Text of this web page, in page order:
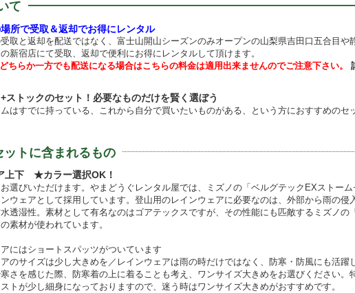
て
所で受取＆返却でお得にレンタル
取と返却を配送ではなく、富士山開山シーズンのみオープンの山梨県吉田口五合目や
新宿店にて受取、返却で便利にお得にレンタルして頂けます。
ちらか一方でも配送になる場合はこちらの料金は適用出来ませんのでご注意下さい。
ストックのセット！必要なものだけを賢く選ぼう
はすでに持っている、これから自分で買いたいものがある、という方におすすめのセ
ットに含まれるもの
上下 ★カラー選択OK！
選びいただけます。やまどうぐレンタル屋では、ミズノの「ベルグテックEXストー
ウェアとして採用しています。登山用のレインウェアに必要なのは、外部から雨の侵
透湿性。素材として有名なのはゴアテックスですが、その性能にも匹敵するミズノの
素材が使われています。
アにはショートスパッツがついています
アのサイズは少し大きめを／レインウェアは雨の時だけではなく、防寒・防風にも活躍
さを感じた際、防寒着の上に着ることも考え、ワンサイズ大きめをお選びください。
トが少し細身になっておりますので、迷う時はワンサイズ大きめがおすすめです。